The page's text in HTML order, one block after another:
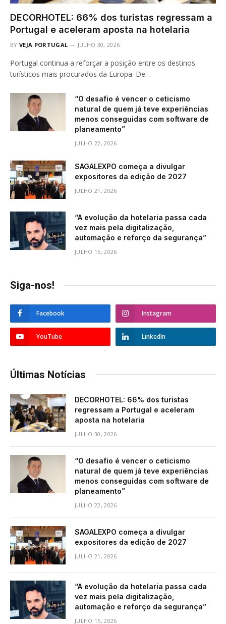
DECORHOTEL: 66% dos turistas regressam a
Portugal e aceleram aposta na hotelaria
BY VEJA PORTUGAL JULHO 30, 2026
Portugal continua a reforçar a posição entre os destinos
turísticos mais procurados da Europa. De…
“O desafio é vencer o ceticismo
natural de quem já teve experiências
menos conseguidas com software de
planeamento”
JULHO 22, 2026
SAGALEXPO começa a divulgar
expositores da edição de 2027
JULHO 21, 2026
“A evolução da hotelaria passa cada
vez mais pela digitalização,
automação e reforço da segurança”
JULHO 15, 2026
Siga-nos!
Facebook Instagram
YouTube LinkedIn
Últimas Notícias
DECORHOTEL: 66% dos turistas
regressam a Portugal e aceleram
aposta na hotelaria
JULHO 30, 2026
“O desafio é vencer o ceticismo
natural de quem já teve experiências
menos conseguidas com software de
planeamento”
JULHO 22, 2026
SAGALEXPO começa a divulgar
expositores da edição de 2027
JULHO 21, 2026
“A evolução da hotelaria passa cada
vez mais pela digitalização,
automação e reforço da segurança”
JULHO 15, 2026